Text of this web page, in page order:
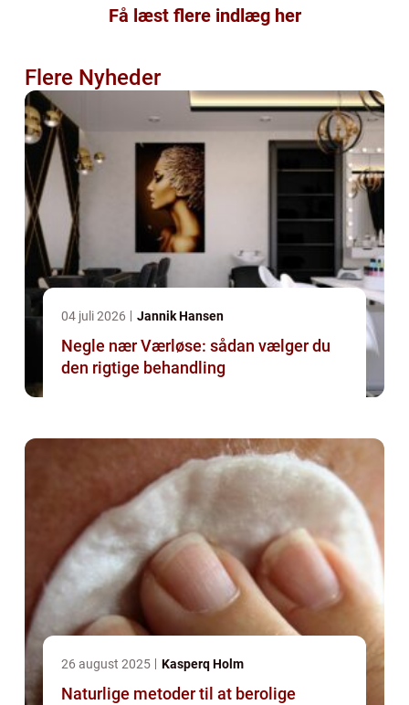
Få læst flere indlæg her
Flere Nyheder
04 juli 2026 Jannik Hansen
Negle nær Værløse: sådan vælger du
den rigtige behandling
26 august 2025 Kasperq Holm
Naturlige metoder til at berolige